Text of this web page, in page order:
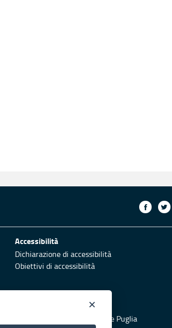
Accessibilità
Dichiarazione di accessibilità
Obiettivi di accessibilità
Vai al sito di Protezione Civile Puglia
×